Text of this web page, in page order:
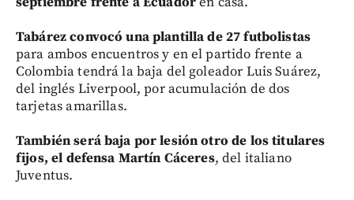
Tabárez convocó una plantilla de 27 futbolistas
para ambos encuentros y en el partido frente a
Colombia tendrá la baja del goleador Luis Suárez,
del inglés Liverpool, por acumulación de dos
tarjetas amarillas.
También será baja por lesión otro de los titulares
fijos, el defensa Martín Cáceres, del italiano
Juventus.